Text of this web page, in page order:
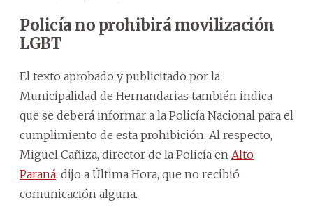
Policía no prohibirá movilización
LGBT
El texto aprobado y publicitado por la
Municipalidad de Hernandarias también indica
que se deberá informar a la Policía Nacional para el
cumplimiento de esta prohibición. Al respecto,
Miguel Cañiza, director de la Policía en Alto
Paraná, dijo a Última Hora, que no recibió
comunicación alguna.